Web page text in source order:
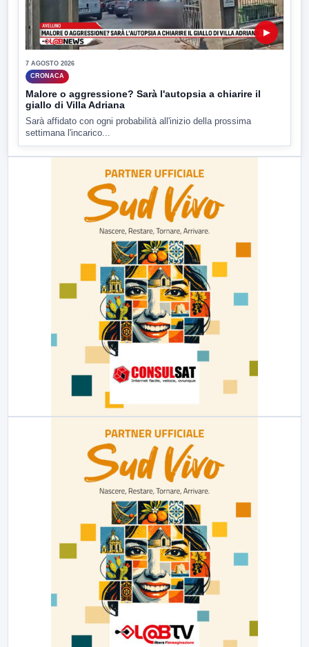
▶
7 AGOSTO 2026
CRONACA
Malore o aggressione? Sarà l'autopsia a chiarire il
giallo di Villa Adriana
Sarà affidato con ogni probabilità all'inizio della prossima
settimana l'incarico...